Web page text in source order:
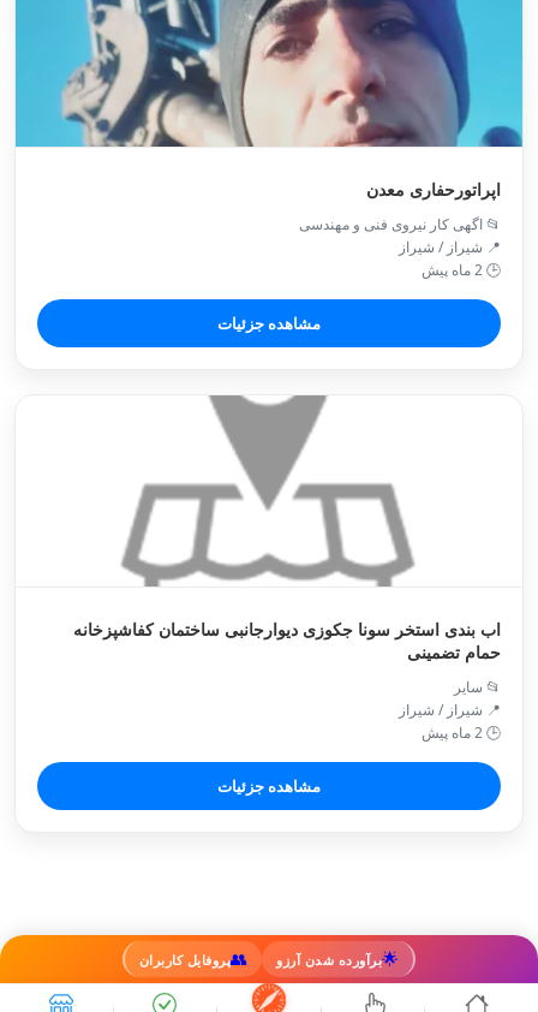
🌟برآورده شدن آرزو 👥پروفایل کاربران
اپراتورحفاری معدن
📂 اگهی کار نیروی فنی و مهندسی
📍 شیراز / شیراز
🕒 2 ماه پیش
مشاهده جزئیات
اب بندی استخر سونا جکوزی دیوارجانبی ساختمان کفاشپزخانه
حمام تضمینی
📂 سایر
📍 شیراز / شیراز
🕒 2 ماه پیش
مشاهده جزئیات